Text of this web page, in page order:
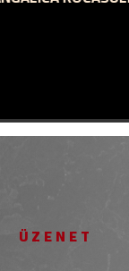
ÜZENET